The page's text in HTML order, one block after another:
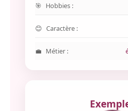
Hobbies :
Caractère :
Métier :